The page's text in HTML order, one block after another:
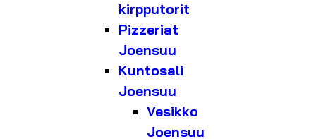
kirpputorit
Pizzeriat
Joensuu
Kuntosali
Joensuu
Vesikko
Joensuu